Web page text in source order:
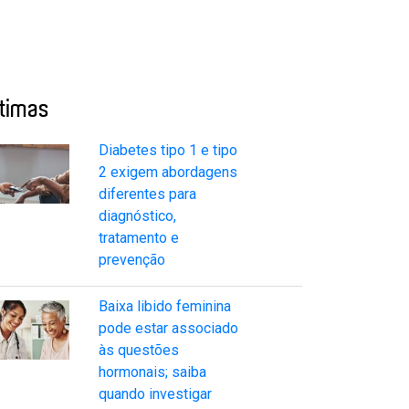
Diabetes tipo 1 e tipo
2 exigem abordagens
diferentes para
diagnóstico,
tratamento e
prevenção
Baixa libido feminina
pode estar associado
às questões
hormonais; saiba
quando investigar